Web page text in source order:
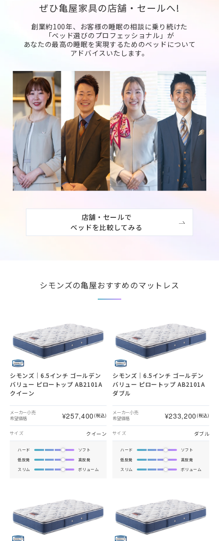
ぜひ亀屋家具の店舗・セールへ!
創業約100年、お客様の睡眠の相談に乗り続けた
「ベッド選びのプロフェッショナル」が
あなたの最高の睡眠を実現するためのベッドについて
アドバイスいたします。
店舗・セールで
ベッドを比較してみる
シモンズの亀屋おすすめのマットレス
シモンズ｜6.5インチ ゴールデン
バリュー ピロートップ AB2101A
クイーン
メーカー小売
希望価格
¥257,400 (税込)
サイズ クイーン
ハード
ソフト
低反発
高反発
スリム
ボリューム
シモンズ｜6.5インチ ゴールデン
バリュー ピロートップ AB2101A
ダブル
メーカー小売
希望価格
¥233,200 (税込)
サイズ ダブル
ハード
ソフト
低反発
高反発
スリム
ボリューム